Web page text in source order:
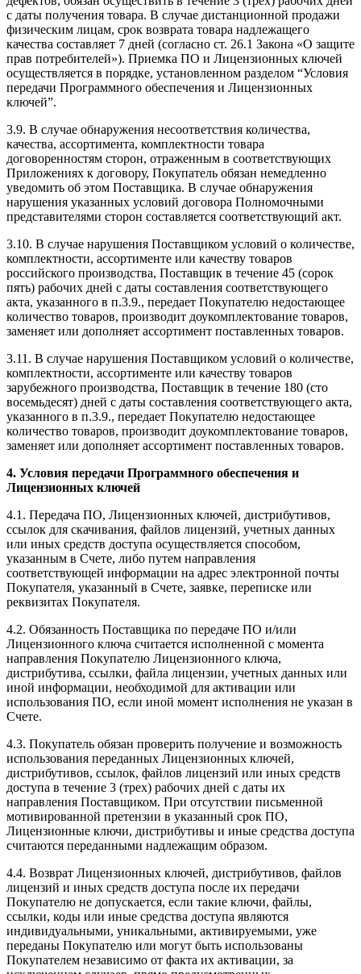
с даты получения товара. В случае дистанционной продажи
физическим лицам, срок возврата товара надлежащего
качества составляет 7 дней (согласно ст. 26.1 Закона «О защите
прав потребителей»). Приемка ПО и Лицензионных ключей
осуществляется в порядке, установленном разделом “Условия
передачи Программного обеспечения и Лицензионных
ключей”.
3.9. В случае обнаружения несоответствия количества,
качества, ассортимента, комплектности товара
договоренностям сторон, отраженным в соответствующих
Приложениях к договору, Покупатель обязан немедленно
уведомить об этом Поставщика. В случае обнаружения
нарушения указанных условий договора Полномочными
представителями сторон составляется соответствующий акт.
3.10. В случае нарушения Поставщиком условий о количестве,
комплектности, ассортименте или качеству товаров
российского производства, Поставщик в течение 45 (сорок
пять) рабочих дней с даты составления соответствующего
акта, указанного в п.3.9., передает Покупателю недостающее
количество товаров, производит доукомплектование товаров,
заменяет или дополняет ассортимент поставленных товаров.
3.11. В случае нарушения Поставщиком условий о количестве,
комплектности, ассортименте или качеству товаров
зарубежного производства, Поставщик в течение 180 (сто
восемьдесят) дней с даты составления соответствующего акта,
указанного в п.3.9., передает Покупателю недостающее
количество товаров, производит доукомплектование товаров,
заменяет или дополняет ассортимент поставленных товаров.
4. Условия передачи Программного обеспечения и
Лицензионных ключей
4.1. Передача ПО, Лицензионных ключей, дистрибутивов,
ссылок для скачивания, файлов лицензий, учетных данных
или иных средств доступа осуществляется способом,
указанным в Счете, либо путем направления
соответствующей информации на адрес электронной почты
Покупателя, указанный в Счете, заявке, переписке или
реквизитах Покупателя.
4.2. Обязанность Поставщика по передаче ПО и/или
Лицензионного ключа считается исполненной с момента
направления Покупателю Лицензионного ключа,
дистрибутива, ссылки, файла лицензии, учетных данных или
иной информации, необходимой для активации или
использования ПО, если иной момент исполнения не указан в
Счете.
4.3. Покупатель обязан проверить получение и возможность
использования переданных Лицензионных ключей,
дистрибутивов, ссылок, файлов лицензий или иных средств
доступа в течение 3 (трех) рабочих дней с даты их
направления Поставщиком. При отсутствии письменной
мотивированной претензии в указанный срок ПО,
Лицензионные ключи, дистрибутивы и иные средства доступа
считаются переданными надлежащим образом.
4.4. Возврат Лицензионных ключей, дистрибутивов, файлов
лицензий и иных средств доступа после их передачи
Покупателю не допускается, если такие ключи, файлы,
ссылки, коды или иные средства доступа являются
индивидуальными, уникальными, активируемыми, уже
переданы Покупателю или могут быть использованы
Покупателем независимо от факта их активации, за